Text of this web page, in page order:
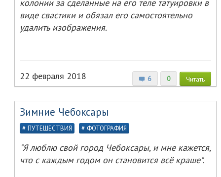
колонии за сделанные на его теле татуировки в
виде свастики и обязал его самостоятельно
удалить изображения.
6 0 Читать
22 февраля 2018
Зимние Чебоксары
ПУТЕШЕСТВИЯ ФОТОГРАФИЯ
"Я люблю свой город Чебоксары, и мне кажется,
что с каждым годом он становится всё краше".